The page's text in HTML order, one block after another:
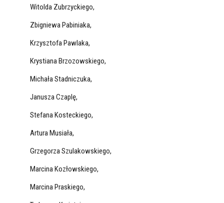
Witolda Zubrzyckiego,
Zbigniewa Pabiniaka,
Krzysztofa Pawlaka,
Krystiana Brzozowskiego,
Michała Stadniczuka,
Janusza Czaplę,
Stefana Kosteckiego,
Artura Musiała,
Grzegorza Szulakowskiego,
Marcina Kozłowskiego,
Marcina Praskiego,